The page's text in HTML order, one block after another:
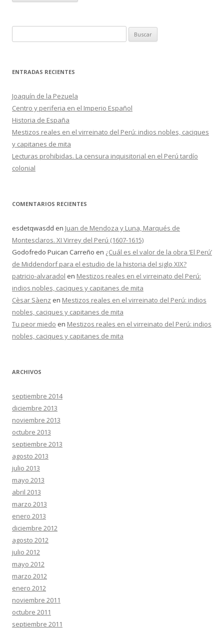
u
c
r
:
ENTRADAS RECIENTES
Joaquín de la Pezuela
Centro y periferia en el Imperio Español
Historia de España
Mestizos reales en el virreinato del Perú: indios nobles, caciques
y capitanes de mita
Lecturas prohibidas. La censura inquisitorial en el Perú tardío
colonial
COMENTARIOS RECIENTES
esdetqwasdd en Juan de Mendoza y Luna, Marqués de
Montesclaros. XI Virrey del Perú (1607-1615)
Godofredo Puican Carreño en ¿Cuál es el valor de la obra ‘El Perú’
de Middendorf para el estudio de la historia del siglo XIX?
patricio-alvaradol en Mestizos reales en el virreinato del Perú:
indios nobles, caciques y capitanes de mita
Cèsar Sàenz en Mestizos reales en el virreinato del Perú: indios
nobles, caciques y capitanes de mita
Tu peor miedo en Mestizos reales en el virreinato del Perú: indios
nobles, caciques y capitanes de mita
ARCHIVOS
septiembre 2014
diciembre 2013
noviembre 2013
octubre 2013
septiembre 2013
agosto 2013
julio 2013
mayo 2013
abril 2013
marzo 2013
enero 2013
diciembre 2012
agosto 2012
julio 2012
mayo 2012
marzo 2012
enero 2012
noviembre 2011
octubre 2011
septiembre 2011